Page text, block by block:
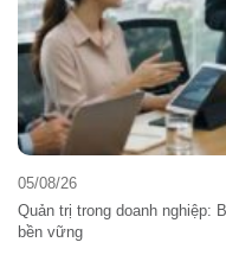
05/08/26
Quản trị trong doanh nghiệp:
bền vững